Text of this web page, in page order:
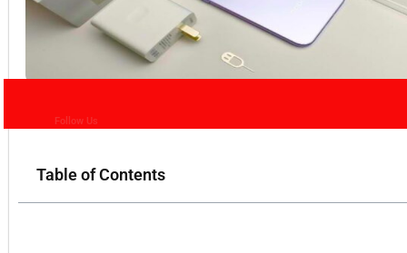
Follow Us
Table of Contents